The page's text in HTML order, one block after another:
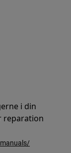
i din
reparation